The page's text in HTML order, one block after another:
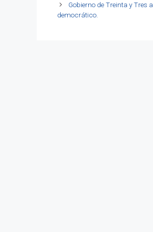
Gobierno de Treinta y Tres
democrático.